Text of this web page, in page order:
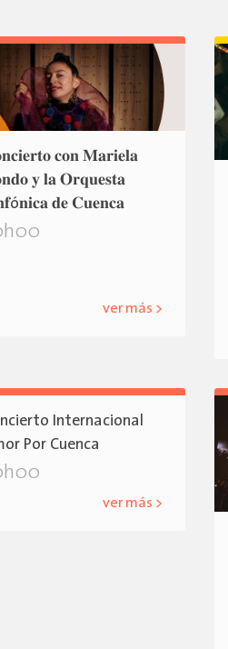
𝐜𝐨𝐧 𝐌𝐚𝐫𝐢𝐞𝐥𝐚
𝐲 𝐥𝐚 𝐎𝐫𝐪𝐮𝐞𝐬𝐭𝐚
𝐝𝐞 𝐂𝐮𝐞𝐧𝐜𝐚
ver más >
Internacional
Por Cuenca
ver más >